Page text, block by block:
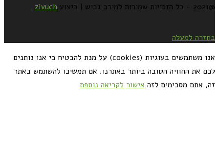
@2021 - כל הזכויות שמורות למירב גביש | ביצוע zivuch
בחזרה למעלה
אנו משתמשים בעוגיות (cookies) על מנת להבטיח כי אנו נותנים
לכם את החוויה הטובה ביותר באתרנו. אם תמשיכו להשתמש באתר
זה, אתם מסכימים לזה אישור לקריאה נוספת